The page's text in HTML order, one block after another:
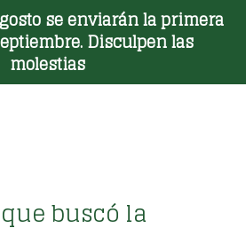
se enviarán la primera
Disculpen las
molestias
Toggle Menu
buscó la